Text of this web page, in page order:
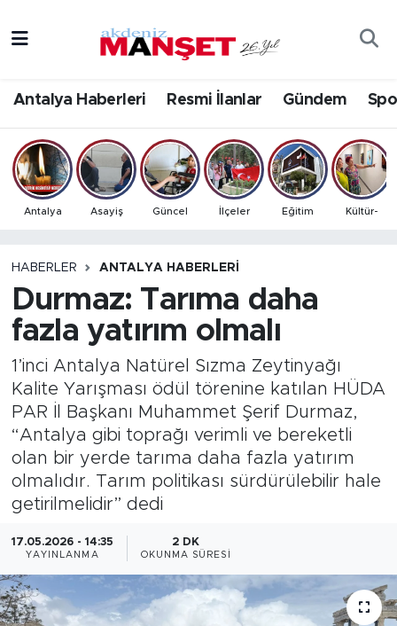
Antalya Haberleri Resmi İlanlar Gündem
Antalya Asayiş Güncel İlçeler Eğitim Kültür-
HABERLER ANTALYA HABERLERI
Durmaz: Tarıma daha
fazla yatırım olmalı
1’inci Antalya Natürel Sızma Zeytinyağı
Kalite Yarışması ödül törenine katılan HÜDA
PAR İl Başkanı Muhammet Şerif Durmaz,
“Antalya gibi toprağı verimli ve bereketli
olan bir yerde tarıma daha fazla yatırım
olmalıdır. Tarım politikası sürdürülebilir hale
getirilmelidir” dedi
17.05.2026 - 14:35
YAYINLANMA
2 DK
OKUNMA SÜRESI
Bilim & Teknoloji
Eğitim
Ekonomi
Gündem
İlçeler
Kültür- Sanat
Magazin
Özel Haber
Resmi İlanlar
Sağlık
Antalya Hava Durumu
Antalya Namaz Vakitleri
Antalya Trafik Yoğunluk Haritası
Tüm Manşetler
Son Dakika Haberleri
Haber Arşivi